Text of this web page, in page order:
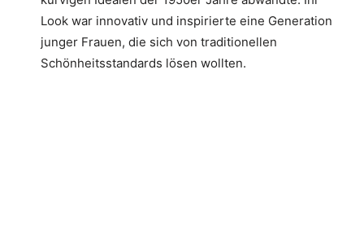
Look war innovativ und inspirierte eine Generation
junger Frauen, die sich von traditionellen
Schönheitsstandards lösen wollten.